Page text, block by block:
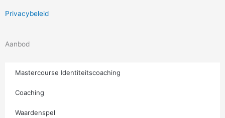
Privacybeleid
Aanbod
Mastercourse Identiteitscoaching
Coaching
Waardenspel